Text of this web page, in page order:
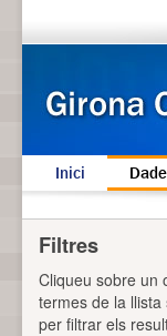
Inici
Filtres
Cliqueu sobre un
termes de la llista
per filtrar els